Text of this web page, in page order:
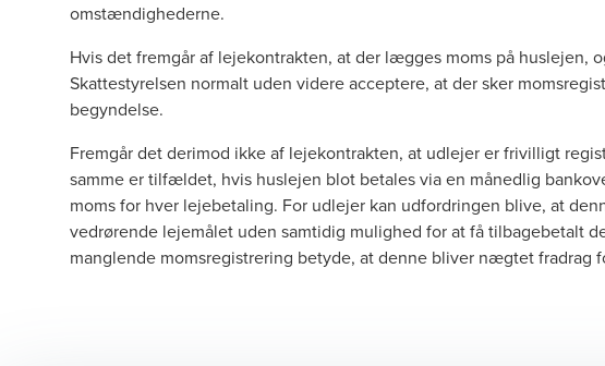
omstændighederne.
Hvis det fremgår af lejekontrakten, at der lægges moms på huslejen,
Skattestyrelsen normalt uden videre acceptere, at der sker
begyndelse.
Fremgår det derimod ikke af lejekontrakten, at udlejer er frivilligt
samme er tilfældet, hvis huslejen blot betales via en månedlig
moms for hver lejebetaling. For udlejer kan udfordringen blive, at
vedrørende lejemålet uden samtidig mulighed for at få tilbagebetalt
manglende momsregistrering betyde, at denne bliver nægtet fradrag